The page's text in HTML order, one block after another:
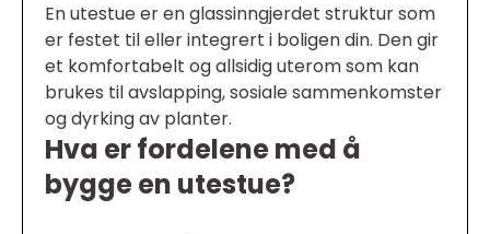
En utestue er en glassinngjerdet struktur som
er festet til eller integrert i boligen din. Den gir
et komfortabelt og allsidig uterom som kan
brukes til avslapping, sosiale sammenkomster
og dyrking av planter.
Hva er fordelene med å
bygge en utestue?